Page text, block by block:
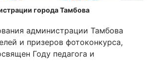
города Тамбова
администрации Тамбова
и призеров фотоконкурса,
Году педагога и